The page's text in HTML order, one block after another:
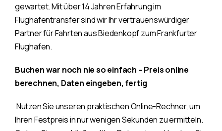
gewartet. Mit über 14 Jahren Erfahrung im
Flughafentransfer sind wir Ihr vertrauenswürdiger
Partner für Fahrten aus Biedenkopf zum Frankfurter
Flughafen.
Buchen war noch nie so einfach – Preis online
berechnen, Daten eingeben, fertig
Nutzen Sie unseren praktischen Online-Rechner, um
Ihren Festpreis in nur wenigen Sekunden zu ermitteln.